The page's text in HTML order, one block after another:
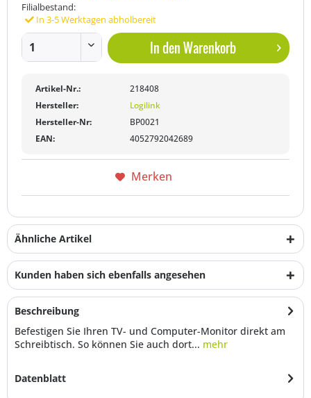
Filialbestand:
In 3-5 Werktagen abholbereit
In denWarenkorb
Artikel-Nr.:
218408
Hersteller:
Logilink
Hersteller-Nr:
BP0021
EAN:
4052792042689
Merken
Ähnliche Artikel
Kunden haben sich ebenfalls angesehen
Beschreibung
Befestigen Sie Ihren TV- und Computer-Monitor direkt am
Schreibtisch. So können Sie auch dort... mehr
Datenblatt